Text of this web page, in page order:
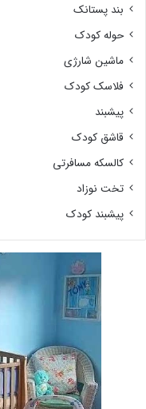
بند پستانک
حوله کودک
ماشین شارژی
فلاسک کودک
پیشبند
قاشق کودک
کالسکه مسافرتی
تخت نوزاد
پیشبند کودک